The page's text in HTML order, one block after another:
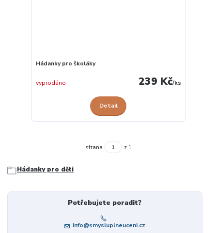
Hádanky pro školáky
239 Kč/ks
vyprodáno
Detail
strana z 1
Hádanky pro děti
Potřebujete poradit?
info@smysluplneuceni.cz